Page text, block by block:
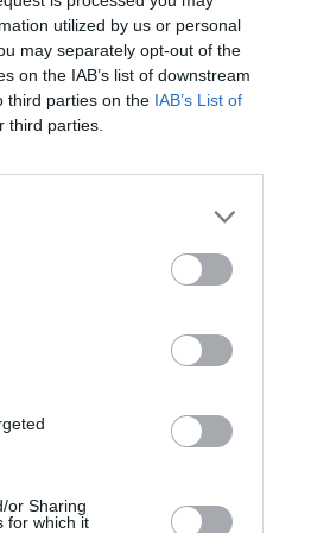
utilized by us or personal
may separately opt-out of the
on the IAB’s list of downstream
third parties on the IAB’s List of
third parties.
or Sharing
for which it
αγώνα η Νέα
μέλλοντος.